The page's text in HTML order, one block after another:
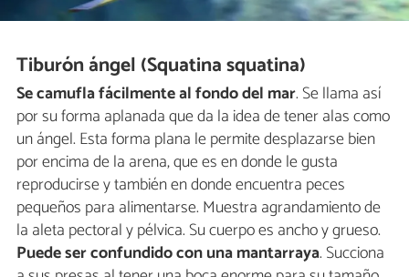
Tiburón ángel (Squatina squatina)
Se camufla fácilmente al fondo del mar. Se llama así
por su forma aplanada que da la idea de tener alas como
un ángel. Esta forma plana le permite desplazarse bien
por encima de la arena, que es en donde le gusta
reproducirse y también en donde encuentra peces
pequeños para alimentarse. Muestra agrandamiento de
la aleta pectoral y pélvica. Su cuerpo es ancho y grueso.
Puede ser confundido con una mantarraya. Succiona